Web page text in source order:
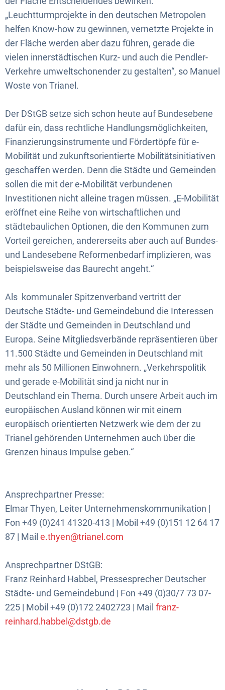
„Leuchtturmprojekte in den deutschen Metropolen
helfen Know-how zu gewinnen, vernetzte Projekte in
der Fläche werden aber dazu führen, gerade die
vielen innerstädtischen Kurz- und auch die Pendler-
Verkehre umweltschonender zu gestalten“, so Manuel
Woste von Trianel.
Der DStGB setze sich schon heute auf Bundesebene
dafür ein, dass rechtliche Handlungsmöglichkeiten,
Finanzierungsinstrumente und Fördertöpfe für e-
Mobilität und zukunftsorientierte Mobilitätsinitiativen
geschaffen werden. Denn die Städte und Gemeinden
sollen die mit der e-Mobilität verbundenen
Investitionen nicht alleine tragen müssen. „E-Mobilität
eröffnet eine Reihe von wirtschaftlichen und
städtebaulichen Optionen, die den Kommunen zum
Vorteil gereichen, andererseits aber auch auf Bundes-
und Landesebene Reformenbedarf implizieren, was
beispielsweise das Baurecht angeht.“
Als kommunaler Spitzenverband vertritt der
Deutsche Städte- und Gemeindebund die Interessen
der Städte und Gemeinden in Deutschland und
Europa. Seine Mitgliedsverbände repräsentieren über
11.500 Städte und Gemeinden in Deutschland mit
mehr als 50 Millionen Einwohnern. „Verkehrspolitik
und gerade e-Mobilität sind ja nicht nur in
Deutschland ein Thema. Durch unsere Arbeit auch im
europäischen Ausland können wir mit einem
europäisch orientierten Netzwerk wie dem der zu
Trianel gehörenden Unternehmen auch über die
Grenzen hinaus Impulse geben.“
Ansprechpartner Presse:
Elmar Thyen, Leiter Unternehmenskommunikation |
Fon +49 (0)241 41320-413 | Mobil +49 (0)151 12 64 17
87 | Mail e.thyen@trianel.com
Ansprechpartner DStGB:
Franz Reinhard Habbel, Pressesprecher Deutscher
Städte- und Gemeindebund | Fon +49 (0)30/7 73 07-
225 | Mobil +49 (0)172 2402723 | Mail franz-
reinhard.habbel@dstgb.de